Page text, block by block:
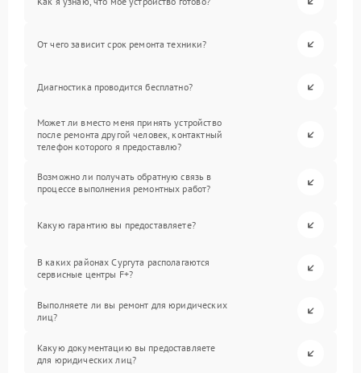
От чего зависит срок ремонта техники?
Диагностика проводится бесплатно?
Может ли вместо меня принять устройство
после ремонта другой человек, контактный
телефон которого я предоставлю?
Возможно ли получать обратную связь в
процессе выполнения ремонтных работ?
Какую гарантию вы предоставляете?
В каких районах Сургута располагаются
сервисные центры F+?
Выполняете ли вы ремонт для юридических
лиц?
Какую документацию вы предоставляете
для юридических лиц?